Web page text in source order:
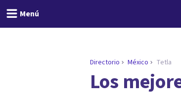
Menú
ENCONTRAR MI
¿Necesitas
Directorio México Tetla
Los